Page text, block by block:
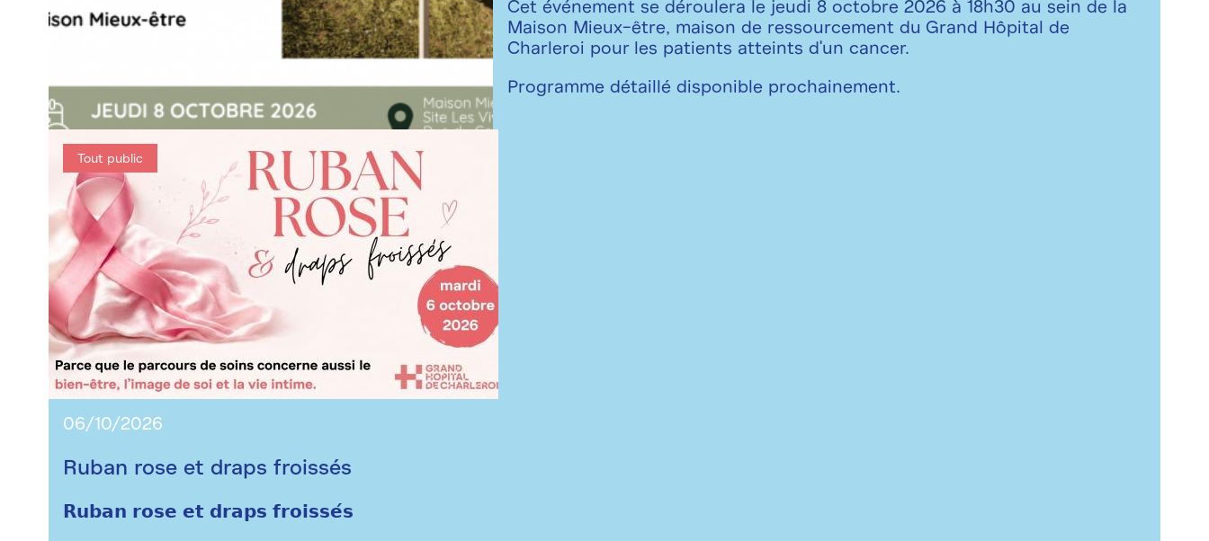
Cet événement se déroulera le jeudi 8 octobre 2026 à 18h30 au sein de la
Maison Mieux-être, maison de ressourcement du Grand Hôpital de
Charleroi pour les patients atteints d'un cancer.
Programme détaillé disponible prochainement.
Tout public
06/10/2026
Ruban rose et draps froissés
𝗥𝘂𝗯𝗮𝗻 𝗿𝗼𝘀𝗲 𝗲𝘁 𝗱𝗿𝗮𝗽𝘀 𝗳𝗿𝗼𝗶𝘀𝘀𝗲́𝘀